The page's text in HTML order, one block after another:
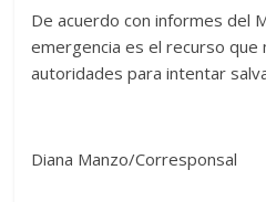
De acuerdo con informes del
emergencia es el recurso que
autoridades para intentar
Diana Manzo/Corresponsal